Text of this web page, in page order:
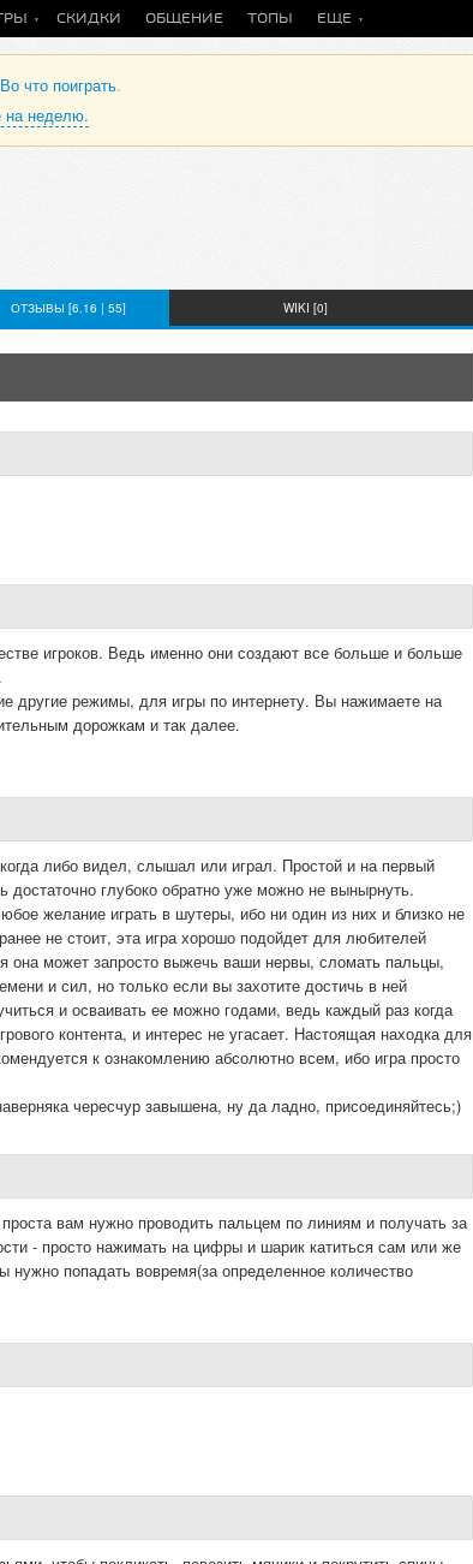
СКИДКИ ОБЩЕНИЕ ТОПЫ ЕЩЕ
Во что поиграть.
на неделю.
ОТЗЫВЫ [6.16 | 55] WIKI [0]
игроков. Ведь именно они создают все больше и больше
другие режимы, для игры по интернету. Вы нажимаете на
дорожкам и так далее.
либо видел, слышал или играл. Простой и на первый
достаточно глубоко обратно уже можно не вынырнуть.
желание играть в шутеры, ибо ни один из них и близко не
не стоит, эта игра хорошо подойдет для любителей
она может запросто выжечь ваши нервы, сломать пальцы,
и сил, но только если вы захотите достичь в ней
и осваивать ее можно годами, ведь каждый раз когда
контента, и интерес не угасает. Настоящая находка для
к ознакомлению абсолютно всем, ибо игра просто
чересчур завышена, ну да ладно, присоединяйтесь;)
вам нужно проводить пальцем по линиям и получать за
- просто нажимать на цифры и шарик катиться сам или же
попадать вовремя(за определенное количество